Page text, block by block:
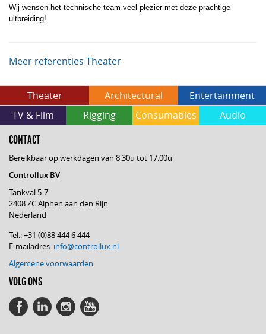
Wij wensen het technische team veel plezier met deze prachtige
uitbreiding!
Meer referenties Theater
Theater Architectural
Entertainment
TV & Film
Rigging Consumables Audio
CONTACT
Bereikbaar op werkdagen van 8.30u tot 17.00u
Controllux BV
Tankval 5-7
2408 ZC Alphen aan den Rijn
Nederland
Tel.: +31 (0)88 444 6 444
E-mailadres: info@controllux.nl
Algemene voorwaarden
VOLG ONS